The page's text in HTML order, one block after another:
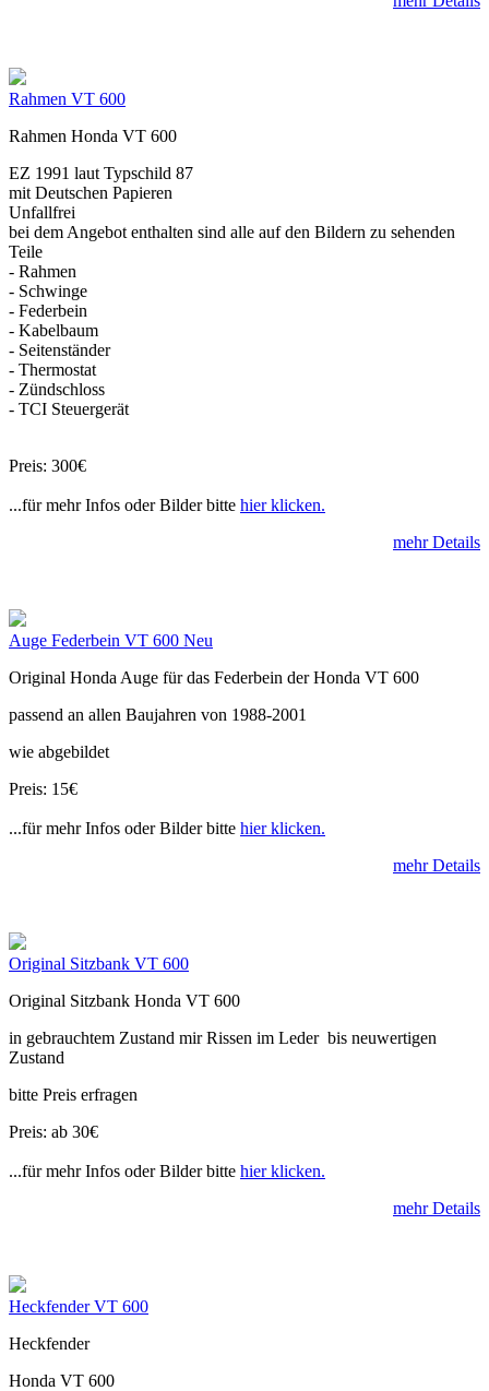
Rahmen VT 600
Rahmen Honda VT 600
EZ 1991 laut Typschild 87
mit Deutschen Papieren
Unfallfrei
bei dem Angebot enthalten sind alle auf den Bildern zu sehenden
Teile
- Rahmen
- Schwinge
- Federbein
- Kabelbaum
- Seitenständer
- Thermostat
- Zündschloss
- TCI Steuergerät
Preis: 300€
...für mehr Infos oder Bilder bitte hier klicken.
mehr Details
Auge Federbein VT 600 Neu
Original Honda Auge für das Federbein der Honda VT 600
passend an allen Baujahren von 1988-2001
wie abgebildet
Preis: 15€
...für mehr Infos oder Bilder bitte hier klicken.
mehr Details
Original Sitzbank VT 600
Original Sitzbank Honda VT 600
in gebrauchtem Zustand mir Rissen im Leder bis neuwertigen
Zustand
bitte Preis erfragen
Preis: ab 30€
...für mehr Infos oder Bilder bitte hier klicken.
mehr Details
Heckfender VT 600
Heckfender
Honda VT 600